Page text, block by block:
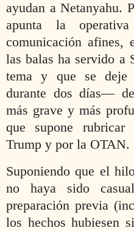
ayudan a Netanyahu.
apunta la
comunicación afines,
las balas ha servido a
tema y que se
durante dos días—
más grave y más
que supone
Trump y por la OTAN.
Suponiendo que el
no haya sido
preparación previa
los hechos hubiesen